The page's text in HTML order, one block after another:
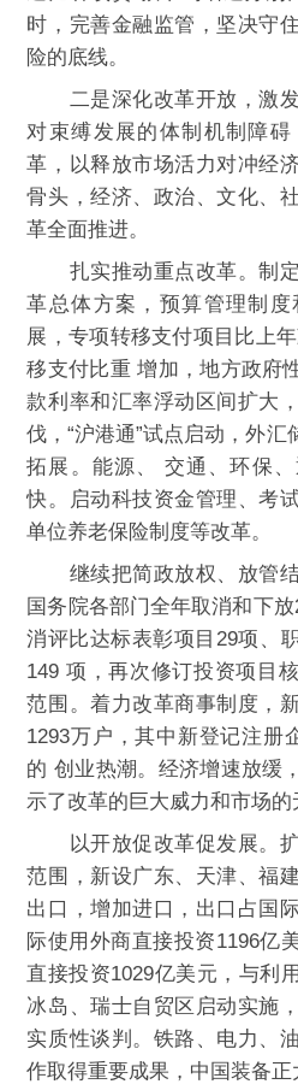
时，完善金融监管，坚决守
险的底线。
二是深化改革开放，激发
对束缚发展的体制机制障
革，以释放市场活力对冲经
骨头，经济、政治、文化、
革全面推进。
扎实推动重点改革。制定
革总体方案，预算管理制
展，专项转移支付项目比上
移支付比重 增加，地方政府
款利率和汇率浮动区间扩大
伐，“沪港通”试点启动，外汇
拓展。能源、 交通、环保
快。启动科技资金管理、考
单位养老保险制度等改革。
继续把简政放权、放管结
国务院各部门全年取消和下
消评比达标表彰项目29项、
149 项，再次修订投资项目
范围。着力改革商事制度，
1293万户，其中新登记注册
的 创业热潮。经济增速放缓
示了改革的巨大威力和市场的
以开放促改革促发展。扩
范围，新设广东、天津、福
出口，增加进口，出口占国
际使用外商直接投资1196亿
直接投资1029亿美元，与利
冰岛、瑞士自贸区启动实施
实质性谈判。铁路、电力、
作取得重要成果，中国装备正